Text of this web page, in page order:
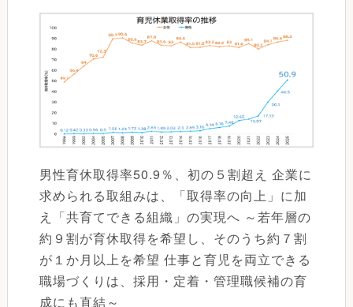
男性育休取得率50.9％、初の５割超え 企業に
求められる取組みは、「取得率の向上」に加
え「共育てできる組織」の実現へ ～若年層の
約９割が育休取得を希望し、そのうち約７割
が１か月以上を希望 仕事と育児を両立できる
職場づくりは、採用・定着・管理職候補の育
成にも直結～